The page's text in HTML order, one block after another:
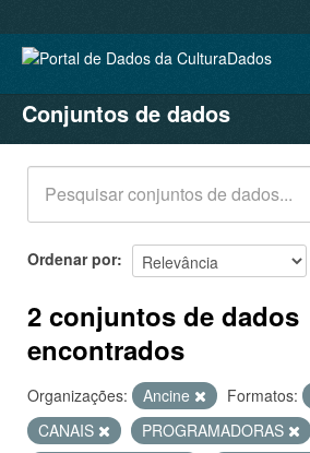
CONJUNTOS DE DADOS
ORGANIZAÇÕES
GRUPOS
SOBRE
Conjuntos de dados
Ordenar por
2 conjuntos de dados
encontrados
Organizações: Ancine Formatos:
CANAIS
PROGRAMADORAS